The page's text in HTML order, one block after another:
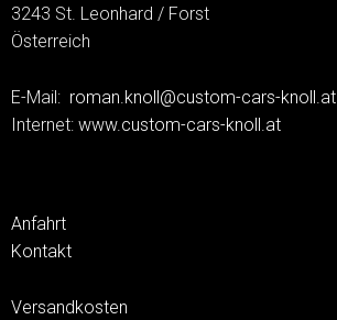
3243 St. Leonhard / Forst
Österreich
E-Mail: roman.knoll@custom-cars-knoll.at
Internet: www.custom-cars-knoll.at
Anfahrt
Kontakt
Versandkosten